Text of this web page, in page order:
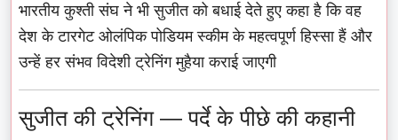
भारतीय कुश्ती संघ ने भी सुजीत को बधाई देते हुए कहा है कि वह
देश के टारगेट ओलंपिक पोडियम स्कीम के महत्वपूर्ण हिस्सा हैं और
उन्हें हर संभव विदेशी ट्रेनिंग मुहैया कराई जाएगी
सुजीत की ट्रेनिंग — पर्दे के पीछे की कहानी